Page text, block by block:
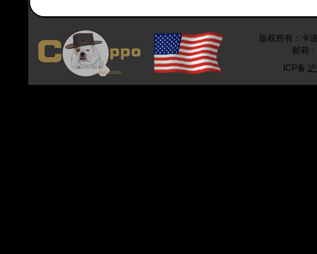
版权所有：卡
邮箱
ICP备: